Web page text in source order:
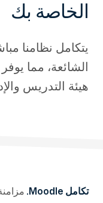
الخاصة بك
يتكامل نظامنا
الشائعة، مما
هيئة التدريس
تكامل Moodle.